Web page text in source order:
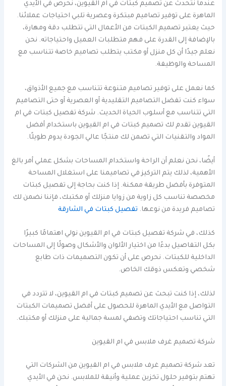
عندما نتحدث عن تصميم كبتات في ام القيوين، نحرص في الأيدي
الماهرة على توفير تصاميم مبتكرة وعصرية تلبي احتياجات عملائنا.
حيث يعتبر تصميم الكبتات من الأعمال التي تتطلب دقة ومهارة،
بالإضافة إلى القدرة على فهم متطلبات العميل واحتياجاته. نحن
نعلم جيدًا أن كل منزل أو مكتب يتطلب تصاميم خاصة تتناسب مع
المساحة والوظيفة.
كما نعمل على توفير تصاميم متنوعة تتناسب مع جميع الأذواق،
سواء كنت تفضل التصاميم التقليدية أو العصرية أو حتى التصاميم
التي تتناسب مع أسلوب الحياة الحديث. شركة تفصيل كبتات في ام
القيوين تقدم لك تصميم كبتات في ام القيوين باستخدام أفضل
المواد والتقنيات التي تضمن لك منتجًا عالي الجودة يدوم طويلًا.
أيضًا، نحن نعلم أن الراحة واستخدام المساحات بشكل عملي أمر بالغ
الأهمية، لذلك يتم التركيز في تصاميمنا على استغلال المساحة
المتوفرة بأفضل طريقة ممكنة. إذا كنت بحاجة إلى تفصيل كبتات
مخصصة تناسب كل زاوية من زوايا منزلك أو مكتبك، فإننا نضمن لك
تصاميم فريدة من نوعها. تفصيل كبتات في الشارقة
كذلك، في شركة تفصيل كبتات في ام القيوين نولي اهتمامًا كبيرًا
بكل التفاصيل بدءًا من اختيار الألوان والأشكال وصولًا إلى المساحات
الداخلية للكبتات. نحرص على أن تكون التصميمات ذات طابع
شخصي وتعكس ذوقك الخاص.
لذلك، إذا كنت تبحث عن تصميم كبتات في ام القيوين، لا تتردد في
التواصل مع الأيدي الماهرة للحصول على أفضل تصميمات الكبتات
التي تناسب احتياجاتك وتضفي لمسة جمالية على منزلك أو مكتبك.
شركة تصميم غرف ملابس في ام القيوين
تعد شركة تصميم غرف ملابس في ام القيوين من الشركات التي
تهتم بتوفير حلول تخزين عملية وأنيقة للملابس. نحن في الأيدي